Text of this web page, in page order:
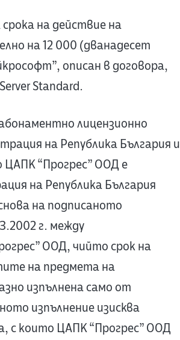
на действие на
на 12 000 (дванадесет
описан в договора,
Standard.
лицензионно
на Република България и
ЦАПК “Прогрес” ООД е
на Република България
на подписаното
г. между
ООД, чийто срок на
на предмета на
изпълнена само от
изпълнение изисква
с които ЦАПК “Прогрес” ООД